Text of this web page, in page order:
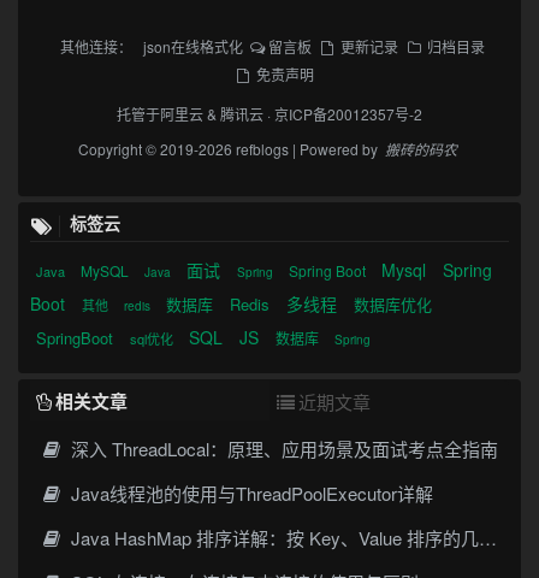
其他连接： json在线格式化 留言板 更新记录
归档目录
免责声明
托管于阿里云& 腾讯云 ·京ICP备20012357号-2
Copyright © 2019-2026 refblogs | Powered by 搬砖的码农
标签云
Java MySQL Java 面试 Spring Spring Boot Mysql
Spring
Boot
其他 redis 数据库 Redis 多线程
数据库优化
SpringBoot
sql优化 SQL JS 数据库 Spring
相关文章
近期文章
深入 ThreadLocal：原理、应用场景及面试考点全指南
Java线程池的使用与ThreadPoolExecutor详解
Java HashMap 排序详解：按 Key、Value 排序的几种常见写法